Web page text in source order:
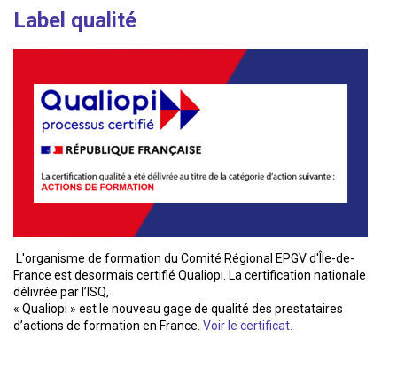
Label qualité
L'organisme de formation du Comité Régional EPGV d'Île-de-
France est desormais certifié Qualiopi. La certification nationale
délivrée par l’ISQ,
« Qualiopi » est le nouveau gage de qualité des prestataires
d’actions de formation en France. Voir le certificat.